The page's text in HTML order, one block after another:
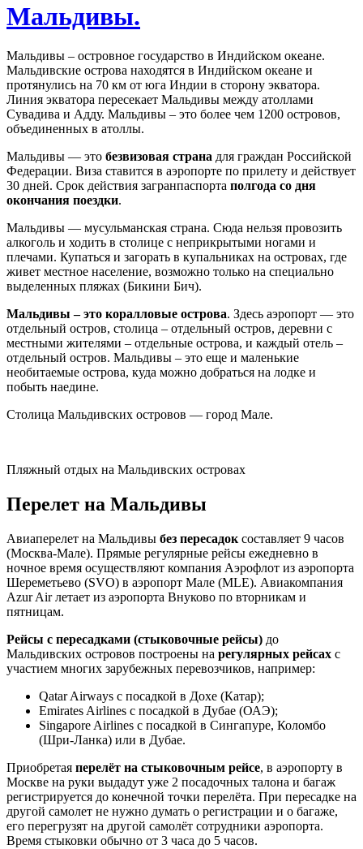
Мальдивы.
Мальдивы – островное государство в Индийском океане.
Мальдивские острова находятся в Индийском океане и
протянулись на 70 км от юга Индии в сторону экватора.
Линия экватора пересекает Мальдивы между атоллами
Сувадива и Адду. Мальдивы – это более чем 1200 островов,
объединенных в атоллы.
Мальдивы — это безвизовая страна для граждан Российской
Федерации. Виза ставится в аэропорте по прилету и действует
30 дней. Срок действия загранпаспорта полгода со дня
окончания поездки.
Мальдивы — мусульманская страна. Сюда нельзя провозить
алкоголь и ходить в столице с неприкрытыми ногами и
плечами. Купаться и загорать в купальниках на островах, где
живет местное население, возможно только на специально
выделенных пляжах (Бикини Бич).
Мальдивы – это коралловые острова. Здесь аэропорт — это
отдельный остров, столица – отдельный остров, деревни с
местными жителями – отдельные острова, и каждый отель –
отдельный остров. Мальдивы – это еще и маленькие
необитаемые острова, куда можно добраться на лодке и
побыть наедине.
Столица Мальдивских островов — город Мале.
Пляжный отдых на Мальдивских островах
Перелет на Мальдивы
Авиаперелет на Мальдивы без пересадок составляет 9 часов
(Москва-Мале). Прямые регулярные рейсы ежедневно в
ночное время осуществляют компания Аэрофлот из аэропорта
Шереметьево (SVO) в аэропорт Мале (MLE). Авиакомпания
Azur Air летает из аэропорта Внуково по вторникам и
пятницам.
Рейсы с пересадками (стыковочные рейсы) до
Мальдивских островов построены на регулярных рейсах с
участием многих зарубежных перевозчиков, например:
Qatar Airways с посадкой в Дохе (Катар);
Emirates Airlines с посадкой в Дубае (ОАЭ);
Singapore Airlines с посадкой в Сингапуре, Коломбо
(Шри-Ланка) или в Дубае.
Приобретая перелёт на стыковочным рейсе, в аэропорту в
Москве на руки выдадут уже 2 посадочных талона и багаж
регистрируется до конечной точки перелёта. При пересадке на
другой самолет не нужно думать о регистрации и о багаже,
его перегрузят на другой самолёт сотрудники аэропорта.
Время стыковки обычно от 3 часа до 5 часов.